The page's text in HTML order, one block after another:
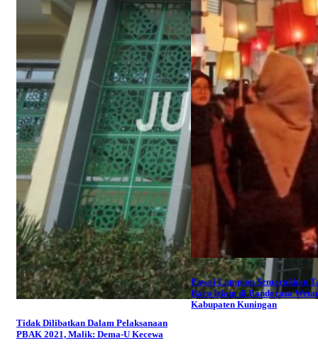
Tidak Dilibatkan Dalam Pelaksanaan
PBAK 2021, Malik: Dema-U Kecewa
Pawai Lampion Semarakkan
Baru Islam di Bandorasa
Kabupaten Kuningan